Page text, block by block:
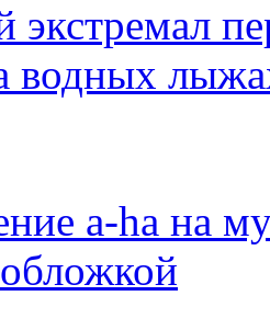
экстремал
водных
a-ha на